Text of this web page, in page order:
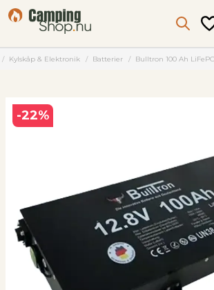
Kylskåp & Elektronik Batterier Bulltron 100 Ah
-22%